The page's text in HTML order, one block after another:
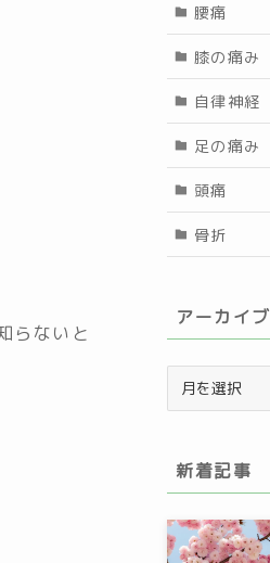
らないと
腰痛
膝の痛み
自律神経
足の痛み
頭痛
骨折
アーカイブ
ー
ブ
新着記事